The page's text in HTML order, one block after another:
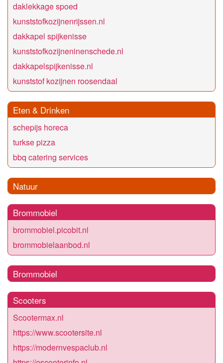
daklekkage spoed
kunststofkozijnenrijssen.nl
dakkapel spijkenisse
kunststofkozijneninenschede.nl
dakkapelspijkenisse.nl
kunststof kozijnen roosendaal
Eten & Drinken
schepijs horeca
turkse pizza
bbq catering services
Natuur
Brommobiel
brommobiel.picobit.nl
brommobielaanbod.nl
Brommobiel
Scooters
Scootermax.nl
https://www.scootersite.nl
https://modernvespaclub.nl